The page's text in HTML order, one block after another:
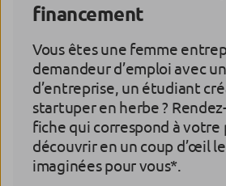
financement
Vous êtes une femme
demandeur d’emploi avec
d’entreprise, un étudiant
startuper en herbe ?
fiche qui correspond à
découvrir en un coup d’œil
imaginées pour vous*.